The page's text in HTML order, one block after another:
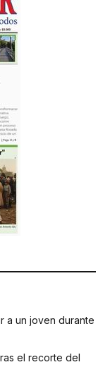
a un joven durante
el recorte del